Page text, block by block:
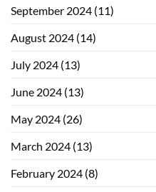
September 2024 (11)
August 2024 (14)
July 2024 (13)
June 2024 (13)
May 2024 (26)
March 2024 (13)
February 2024 (8)